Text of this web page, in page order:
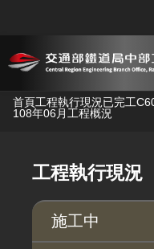
跳到主要內容
首頁工程執行現況已完工
108年06月工程概況
工程執行現況
施工中